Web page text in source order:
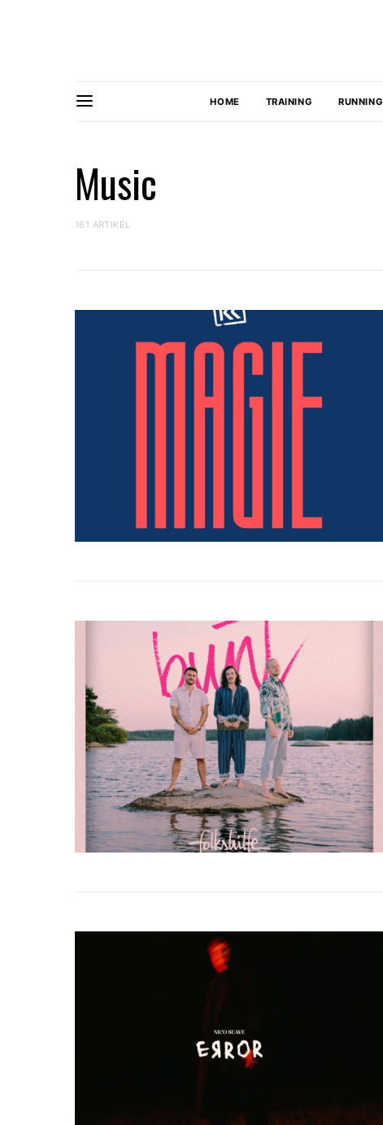
HOME TRAINING RUNNING
Music
161 ARTIKEL